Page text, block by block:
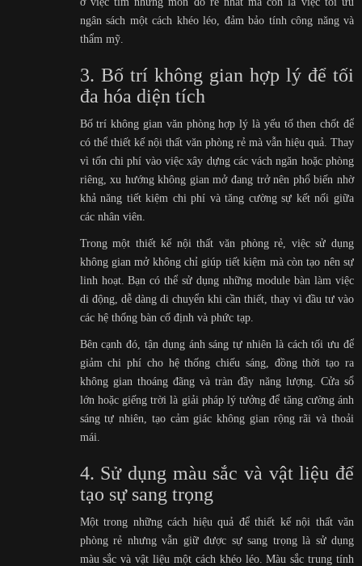
ngân sách một cách khéo léo, đảm bảo tính công năng và
thẩm mỹ.
3. Bố trí không gian hợp lý để tối
đa hóa diện tích
Bố trí không gian văn phòng hợp lý là yếu tố then chốt để
có thể thiết kế nội thất văn phòng rẻ mà vẫn hiệu quả. Thay
vì tốn chi phí vào việc xây dựng các vách ngăn hoặc phòng
riêng, xu hướng không gian mở đang trở nên phổ biến nhờ
khả năng tiết kiệm chi phí và tăng cường sự kết nối giữa
các nhân viên.
Trong một thiết kế nội thất văn phòng rẻ, việc sử dụng
không gian mở không chỉ giúp tiết kiệm mà còn tạo nên sự
linh hoạt. Bạn có thể sử dụng những module bàn làm việc
di động, dễ dàng di chuyển khi cần thiết, thay vì đầu tư vào
các hệ thống bàn cố định và phức tạp.
Bên cạnh đó, tận dụng ánh sáng tự nhiên là cách tối ưu để
giảm chi phí cho hệ thống chiếu sáng, đồng thời tạo ra
không gian thoáng đãng và tràn đầy năng lượng. Cửa sổ
lớn hoặc giếng trời là giải pháp lý tưởng để tăng cường ánh
sáng tự nhiên, tạo cảm giác không gian rộng rãi và thoải
mái.
4. Sử dụng màu sắc và vật liệu để
tạo sự sang trọng
Một trong những cách hiệu quả để thiết kế nội thất văn
phòng rẻ nhưng vẫn giữ được sự sang trọng là sử dụng
màu sắc và vật liệu một cách khéo léo. Màu sắc trung tính